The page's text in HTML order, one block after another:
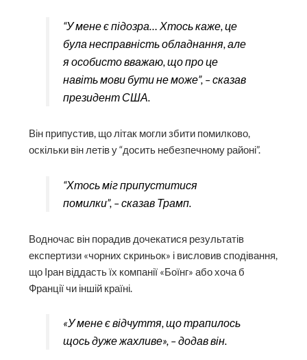
“У мене є підозра… Хтось каже, це
була несправність обладнання, але
я особисто вважаю, що про це
навіть мови бути не може”, – сказав
президент США.
Він припустив, що літак могли збити помилково,
оскільки він летів у “досить небезпечному районі”.
“Хтось міг припуститися
помилки”, – сказав Трамп.
Водночас він порадив дочекатися результатів
експертизи «чорних скриньок» і висловив сподівання,
що Іран віддасть їх компанії «Боїнг» або хоча б
Франції чи іншій країні.
«У мене є відчуття, що трапилось
щось дуже жахливе», – додав він.